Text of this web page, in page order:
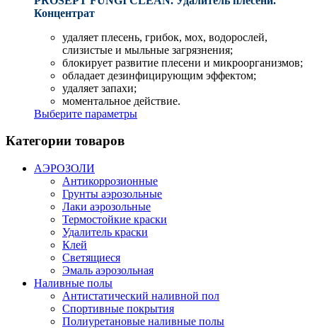
Концентрат
удаляет плесень, грибок, мох, водорослей,
слизистые и мыльные загрязнения;
блокирует развитие плесени и микроорганизмов;
обладает дезинфицирующим эффектом;
удаляет запахи;
моментальное действие.
Выберите параметры
Категории товаров
АЭРОЗОЛИ
Антикоррозионные
Грунты аэрозольные
Лаки аэрозольные
Термостойкие краски
Удалитель краски
Клей
Светящиеся
Эмаль аэрозольная
Наливные полы
Антистатический наливной пол
Спортивные покрытия
Полиуретановые наливные полы